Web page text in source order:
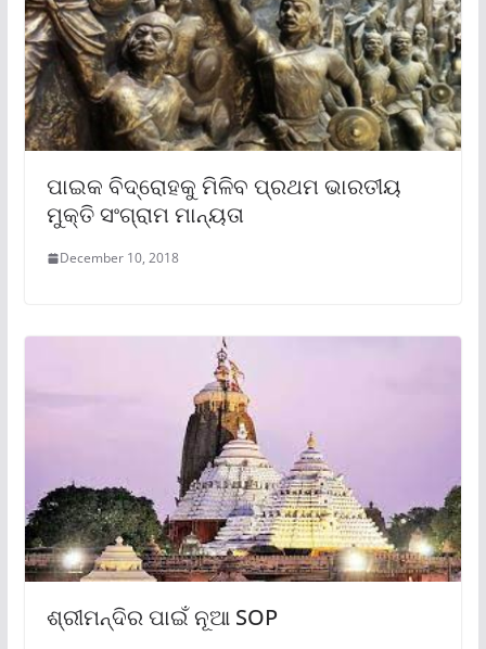
ପାଇକ ବିଦ୍ରୋହକୁ ମିଳିବ ପ୍ରଥମ ଭାରତୀୟ
ମୁକ୍ତି ସଂଗ୍ରାମ ମାନ୍ୟତା
December 10, 2018
ଶ୍ରୀମନ୍ଦିର ପାଇଁ ନୂଆ SOP